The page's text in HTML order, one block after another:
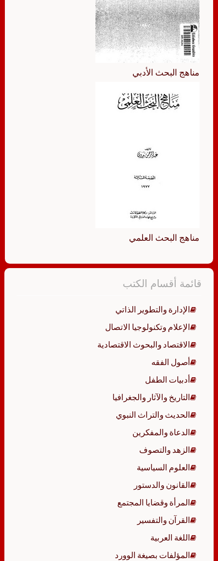
مناهج البحث الأدبي
مناهج البحث العلمي
قائمة أقسام الكتب
الإدارة والتطوير الذاتي
الإعلام وتكنولوجيا الاتصال
الاقتصاد والبحوث الاقتصادية
أصول الفقه
أدبيات الطفل
التاريخ والآثار والجغرافيا
الحديث والتراث النبوي
الدعاة والمفكرين
الزهد والتصوف
العلوم السياسية
القانون والدستور
المرأة وقضايا المجتمع
القرآن والتفسير
اللغة العربية
المؤلفات بصيغة الوورد